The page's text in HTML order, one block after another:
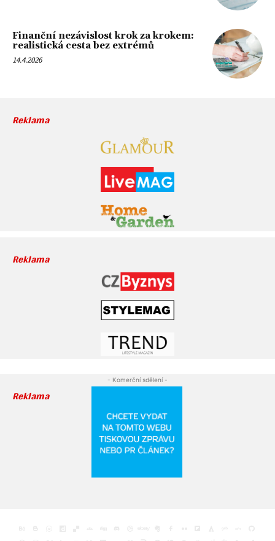
Finanční nezávislost krok za krokem:
realistická cesta bez extrémů
14.4.2026
Reklama
Reklama
Reklama
- Komerční sdělení -